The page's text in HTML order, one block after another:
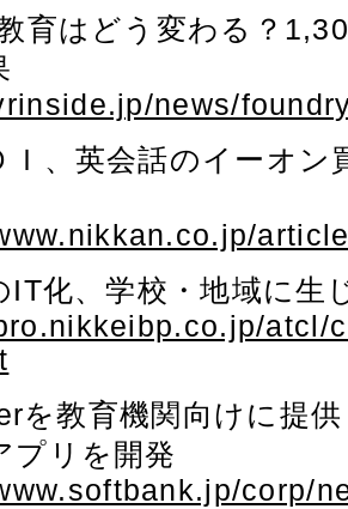
育はどう変わる？
news/
Ｉ、英会話のイーオ
IT化、学校・地域に
atcl/
を教育機関向けに提
プリを開発
corp/